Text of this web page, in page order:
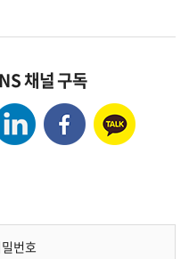
채널 구독